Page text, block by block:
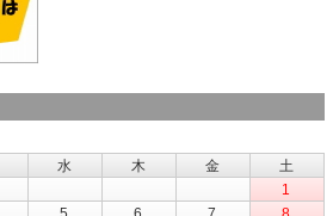
水 木 金
土
1